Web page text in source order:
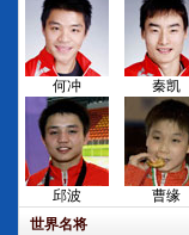
何冲 秦凯
邱波 曹缘
世界名将